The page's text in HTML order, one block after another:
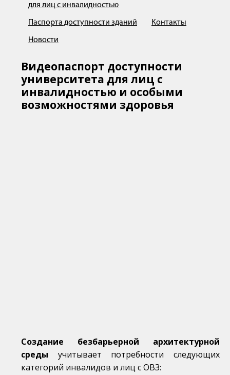
для лиц с инвалидностью
Паспорта доступности зданий Контакты
Новости
Видеопаспорт доступности
университета для лиц с
инвалидностью и особыми
возможностями здоровья
Создание безбарьерной архитектурной
среды учитывает потребности следующих
категорий инвалидов и лиц с ОВЗ: